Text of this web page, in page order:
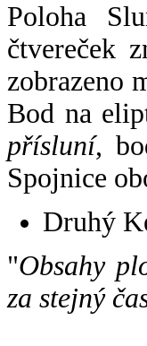
Poloha
čtvereček
zobrazeno
Bod na
přísluní,
Spojnice
Druhý
"Obsahy
za stejný